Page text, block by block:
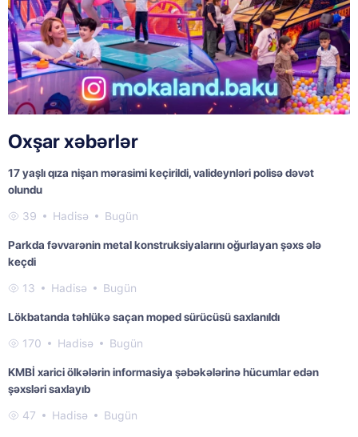
Oxşar xəbərlər
17 yaşlı qıza nişan mərasimi keçirildi, valideynləri polisə dəvət
olundu
39 Hadisə Bugün
Parkda fəvvarənin metal konstruksiyalarını oğurlayan şəxs ələ
keçdi
13 Hadisə Bugün
Lökbatanda təhlükə saçan moped sürücüsü saxlanıldı
170 Hadisə Bugün
KMBİ xarici ölkələrin informasiya şəbəkələrinə hücumlar edən
şəxsləri saxlayıb
47 Hadisə Bugün